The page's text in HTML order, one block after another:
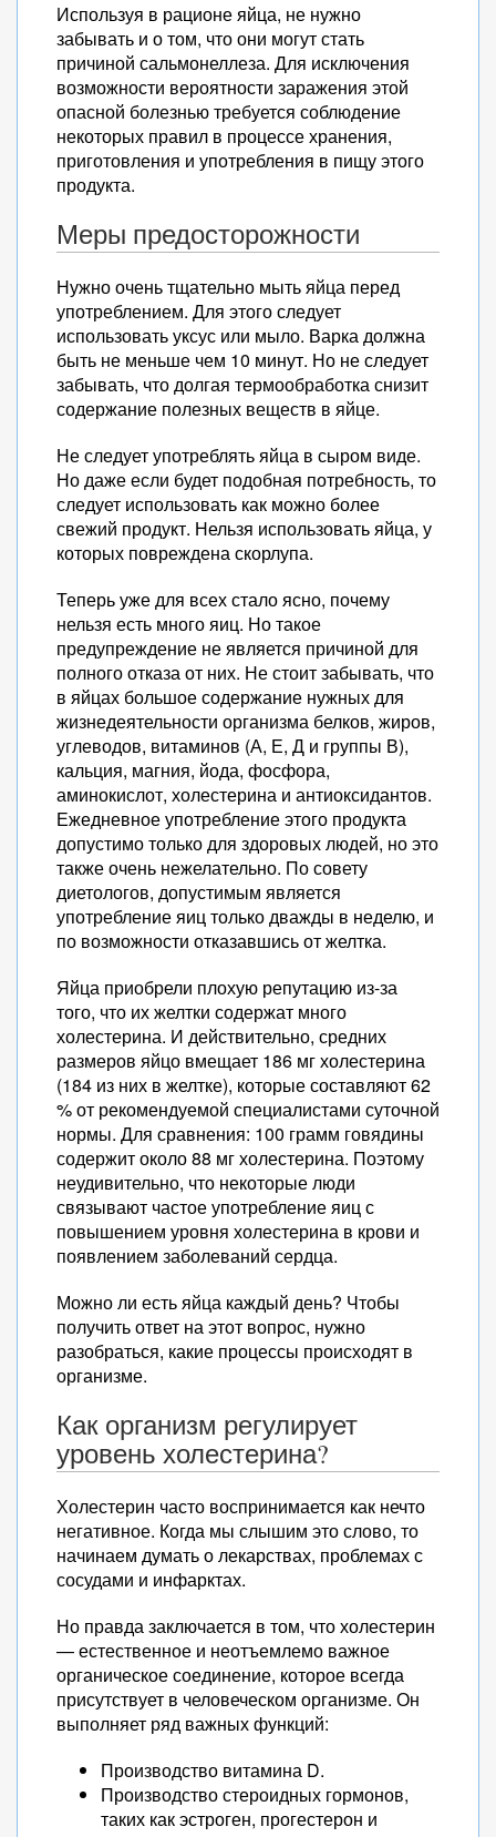
Используя в рационе яйца, не нужно
забывать и о том, что они могут стать
причиной сальмонеллеза. Для исключения
возможности вероятности заражения этой
опасной болезнью требуется соблюдение
некоторых правил в процессе хранения,
приготовления и употребления в пищу этого
продукта.
Меры предосторожности
Нужно очень тщательно мыть яйца перед
употреблением. Для этого следует
использовать уксус или мыло. Варка должна
быть не меньше чем 10 минут. Но не следует
забывать, что долгая термообработка снизит
содержание полезных веществ в яйце.
Не следует употреблять яйца в сыром виде.
Но даже если будет подобная потребность, то
следует использовать как можно более
свежий продукт. Нельзя использовать яйца, у
которых повреждена скорлупа.
Теперь уже для всех стало ясно, почему
нельзя есть много яиц. Но такое
предупреждение не является причиной для
полного отказа от них. Не стоит забывать, что
в яйцах большое содержание нужных для
жизнедеятельности организма белков, жиров,
углеводов, витаминов (А, Е, Д и группы В),
кальция, магния, йода, фосфора,
аминокислот, холестерина и антиоксидантов.
Ежедневное употребление этого продукта
допустимо только для здоровых людей, но это
также очень нежелательно. По совету
диетологов, допустимым является
употребление яиц только дважды в неделю, и
по возможности отказавшись от желтка.
Яйца приобрели плохую репутацию из-за
того, что их желтки содержат много
холестерина. И действительно, средних
размеров яйцо вмещает 186 мг холестерина
(184 из них в желтке), которые составляют 62
% от рекомендуемой специалистами суточной
нормы. Для сравнения: 100 грамм говядины
содержит около 88 мг холестерина. Поэтому
неудивительно, что некоторые люди
связывают частое употребление яиц с
повышением уровня холестерина в крови и
появлением заболеваний сердца.
Можно ли есть яйца каждый день? Чтобы
получить ответ на этот вопрос, нужно
разобраться, какие процессы происходят в
организме.
Как организм регулирует
уровень холестерина?
Холестерин часто воспринимается как нечто
негативное. Когда мы слышим это слово, то
начинаем думать о лекарствах, проблемах с
сосудами и инфарктах.
Но правда заключается в том, что холестерин
— естественное и неотъемлемо важное
органическое соединение, которое всегда
присутствует в человеческом организме. Он
выполняет ряд важных функций:
Производство витамина D.
Производство стероидных гормонов,
таких как эстроген, прогестерон и